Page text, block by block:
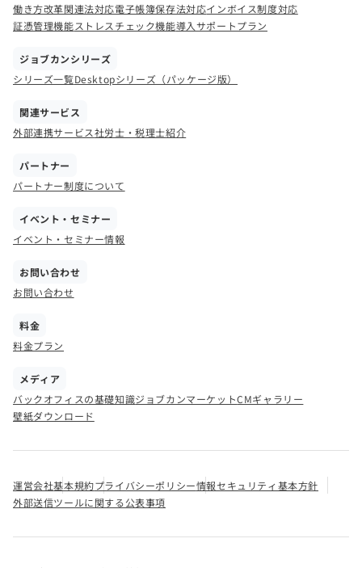
働き方改革関連法対応電子帳簿保存法対応インボイス制度対応
証憑管理機能ストレスチェック機能導入サポートプラン
ジョブカンシリーズ
シリーズ一覧Desktopシリーズ（パッケージ版）
関連サービス
外部連携サービス社労士・税理士紹介
パートナー
パートナー制度について
イベント・セミナー
イベント・セミナー情報
お問い合わせ
お問い合わせ
料金
料金プラン
メディア
バックオフィスの基礎知識ジョブカンマーケットCMギャラリー
壁紙ダウンロード
運営会社基本規約プライバシーポリシー情報セキュリティ基本方針
外部送信ツールに関する公表事項